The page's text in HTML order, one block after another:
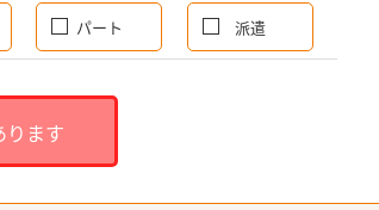
パート 派遣
ります